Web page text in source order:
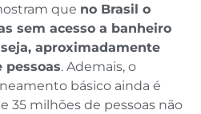
que no Brasil o
sem acesso a banheiro
aproximadamente
pessoas. Ademais, o
básico ainda é
35 milhões de pessoas não